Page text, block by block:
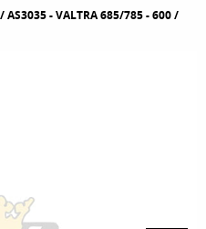
AS3035 - VALTRA 685/785 - 600 /